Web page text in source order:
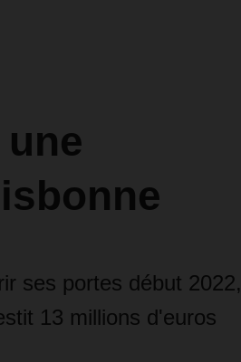
ses portes début 2022,
13 millions d'euros